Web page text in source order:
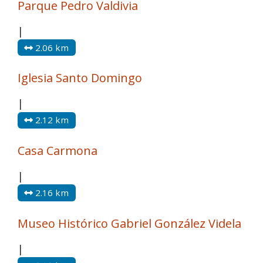
Parque Pedro Valdivia
|
2.06 km
Iglesia Santo Domingo
|
2.12 km
Casa Carmona
|
2.16 km
Museo Histórico Gabriel González Videla
|